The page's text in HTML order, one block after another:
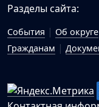
Разделы сайта:
События Об округе
Гражданам